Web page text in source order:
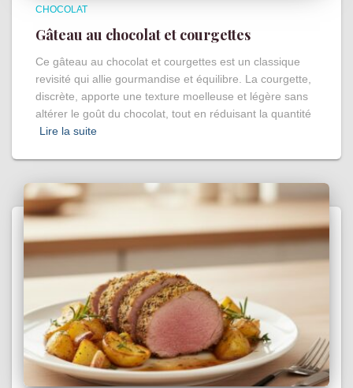
CHOCOLAT
Gâteau au chocolat et courgettes
Ce gâteau au chocolat et courgettes est un classique
revisité qui allie gourmandise et équilibre. La courgette,
discrète, apporte une texture moelleuse et légère sans
altérer le goût du chocolat, tout en réduisant la quantité
Lire la suite